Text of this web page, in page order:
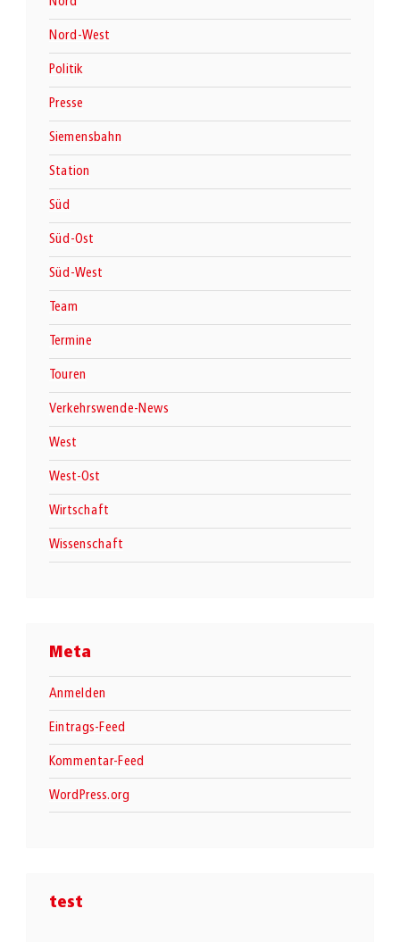
Nord-West
Politik
Presse
Siemensbahn
Station
Süd
Süd-Ost
Süd-West
Team
Termine
Touren
Verkehrswende-News
West
West-Ost
Wirtschaft
Wissenschaft
Meta
Anmelden
Eintrags-Feed
Kommentar-Feed
WordPress.org
test